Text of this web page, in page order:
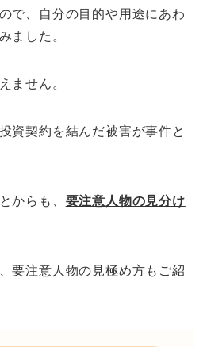
で、自分の目的や用途にあわ
ました。
ません。
資契約を結んだ被害が事件と
からも、 要注意人物の見分け
要注意人物の見極め方もご紹